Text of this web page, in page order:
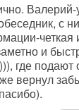
с
четкая
и
где подают
вернул